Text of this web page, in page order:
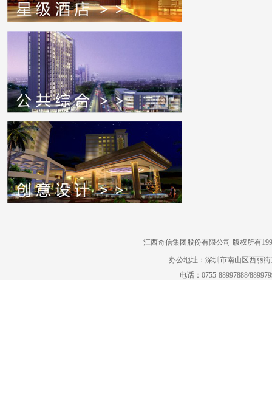
江西奇信集团股份有限公司 版权所有
办公地址：深圳市南山区西丽
电话：0755-88997888/